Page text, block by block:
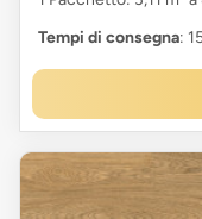
Tempi di consegna: